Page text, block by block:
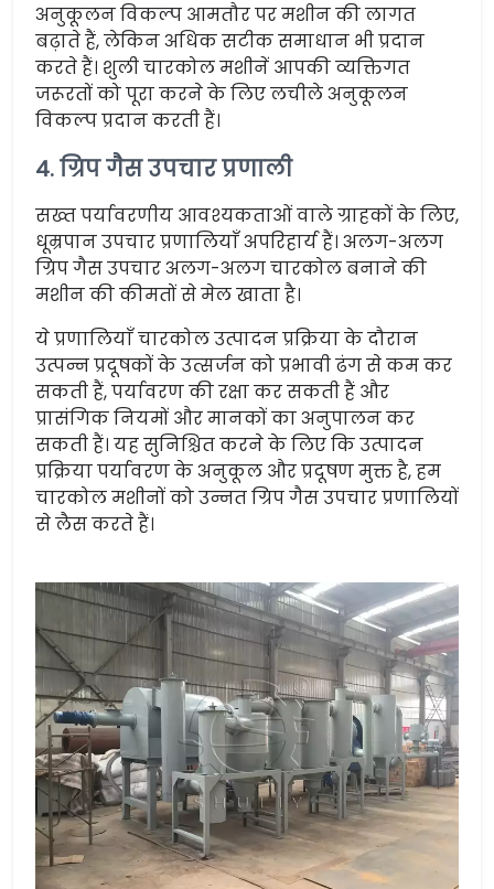
अनुकूलन विकल्प आमतौर पर मशीन की लागत
बढ़ाते हैं, लेकिन अधिक सटीक समाधान भी प्रदान
करते हैं। शुली चारकोल मशीनें आपकी व्यक्तिगत
जरूरतों को पूरा करने के लिए लचीले अनुकूलन
विकल्प प्रदान करती हैं।
4. ग्रिप गैस उपचार प्रणाली
सख्त पर्यावरणीय आवश्यकताओं वाले ग्राहकों के लिए,
धूम्रपान उपचार प्रणालियाँ अपरिहार्य हैं। अलग-अलग
ग्रिप गैस उपचार अलग-अलग चारकोल बनाने की
मशीन की कीमतों से मेल खाता है।
ये प्रणालियाँ चारकोल उत्पादन प्रक्रिया के दौरान
उत्पन्न प्रदूषकों के उत्सर्जन को प्रभावी ढंग से कम कर
सकती हैं, पर्यावरण की रक्षा कर सकती हैं और
प्रासंगिक नियमों और मानकों का अनुपालन कर
सकती हैं। यह सुनिश्चित करने के लिए कि उत्पादन
प्रक्रिया पर्यावरण के अनुकूल और प्रदूषण मुक्त है, हम
चारकोल मशीनों को उन्नत ग्रिप गैस उपचार प्रणालियों
से लैस करते हैं।